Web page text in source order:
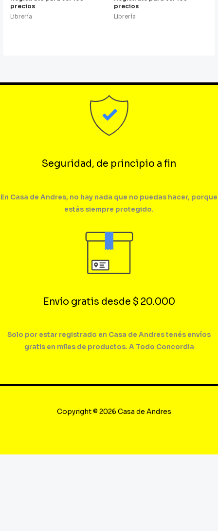
precios
Librería
precios
Librería
Seguridad, de principio a fin
En Casa de Andres, no hay nada que no puedas hacer, porque
estás siempre protegido.
Envío gratis desde $ 20.000
Solo por estar registrado en Casa de Andres tenés envíos
gratis en miles de productos. A Todo Concordia
Copyright © 2026 Casa de Andres